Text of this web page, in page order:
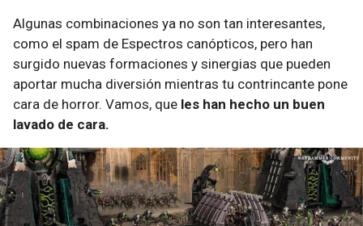
Algunas combinaciones ya no son tan interesantes,
como el spam de Espectros canópticos, pero han
surgido nuevas formaciones y sinergias que pueden
aportar mucha diversión mientras tu contrincante pone
cara de horror. Vamos, que les han hecho un buen
lavado de cara.